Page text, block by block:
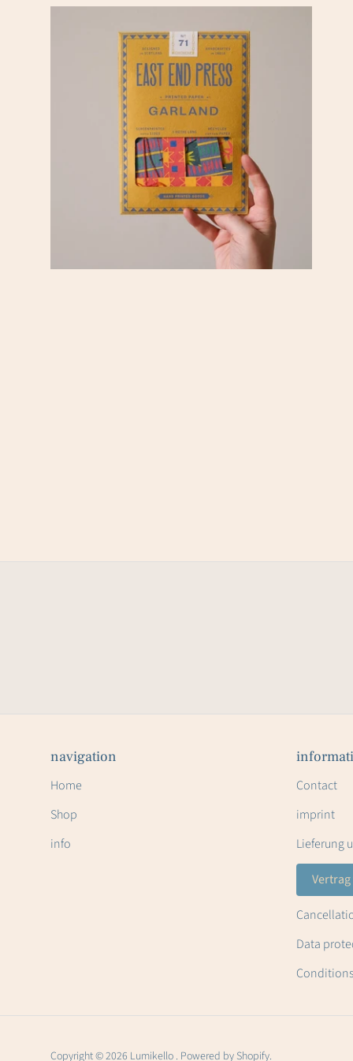
navigation
Home
Shop
info
Contact
imprint
Lieferung
Data
Conditions
Copyright © 2026 Lumikello . Powered by Shopify.